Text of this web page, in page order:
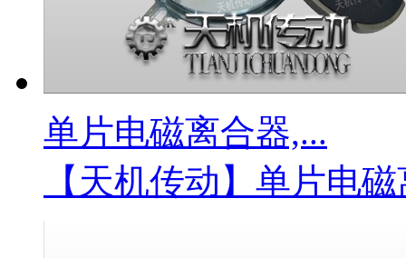
单片电磁离合器,...
【天机传动】单片电